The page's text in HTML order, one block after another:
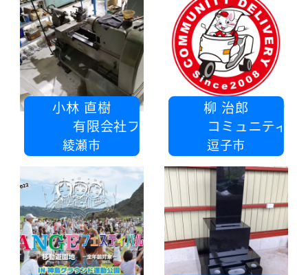
小林 直樹
限会社ファインテック
綾瀬市
柳 治郎
コミュニティーデリバリー逗子
逗子市